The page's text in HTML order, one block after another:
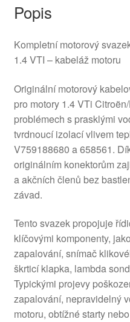
Popis
Kompletní motorový
1.4 VTI – kabeláž motoru
Originální motorový
pro motory 1.4 VTi
problémech s prasklými
tvrdnoucí izolací vlivem
V759188680 a 658561.
originálním konektorům
a akčních členů bez
závad.
Tento svazek propojuje
klíčovými komponenty,
zapalování, snímač
škrticí klapka, lambda
Typickými projevy
zapalování, nepravidelný
motoru, obtížné starty